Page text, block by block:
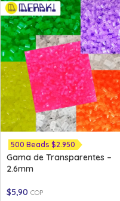
500 Beads $2.950
Gama de Transparentes –
2.6mm
$5,90 COP